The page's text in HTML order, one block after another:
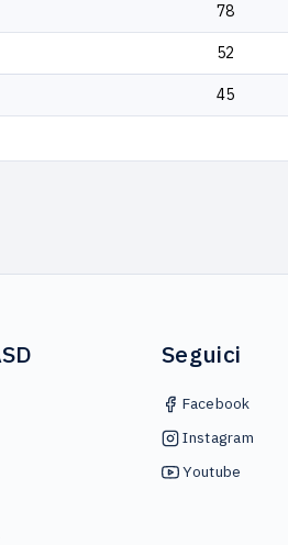
78
52
45
Seguici
Facebook
Instagram
Youtube